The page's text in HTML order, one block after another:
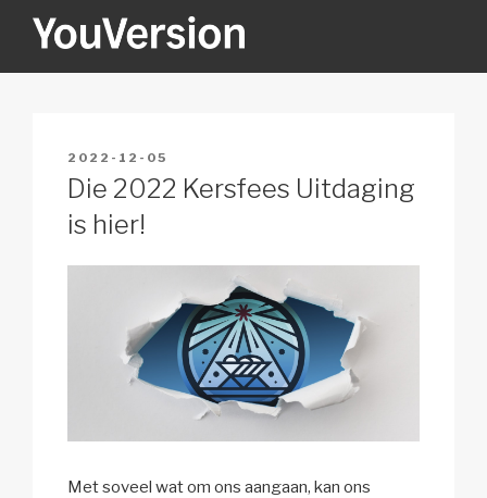
YOUVERSION
POSTED
ON
2022-12-05
Die 2022 Kersfees Uitdaging
is hier!
Met soveel wat om ons aangaan, kan ons